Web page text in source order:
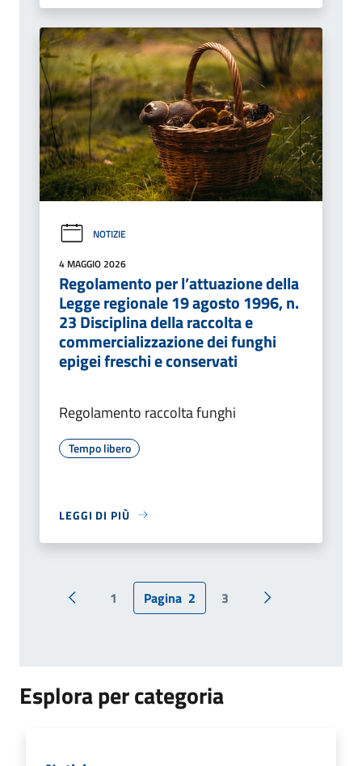
NOTIZIE
4 MAGGIO 2026
Regolamento per l’attuazione della
Legge regionale 19 agosto 1996, n.
23 Disciplina della raccolta e
commercializzazione dei funghi
epigei freschi e conservati
Regolamento raccolta funghi
Tempo libero
LEGGI DI PIÙ
Pagina precedente
1 Pagina 2 3 Pagina
Esplora per categoria